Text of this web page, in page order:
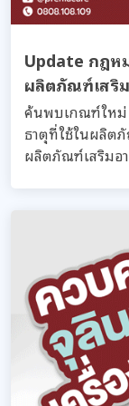
Update กฎห
ผลิตภัณฑ์เสริ
ค้นพบเกณฑ์ใหม่
ธาตุที่ใช้ในผลิต
ผลิตภัณฑ์เสริมอา